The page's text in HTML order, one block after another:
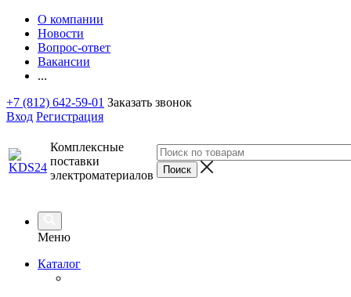
О компании
Новости
Вопрос-ответ
Вакансии
...
+7 (812) 642-59-01 Заказать звонок
Вход Регистрация
Комплексные
поставки
электроматериалов
Меню
Каталог